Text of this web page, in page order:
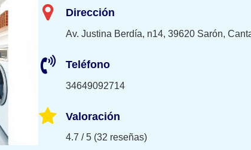
Dirección
Av. Justina Berdía, n14, 39620 Sarón,
Teléfono
34649092714
Valoración
4.7 / 5 (32 reseñas)